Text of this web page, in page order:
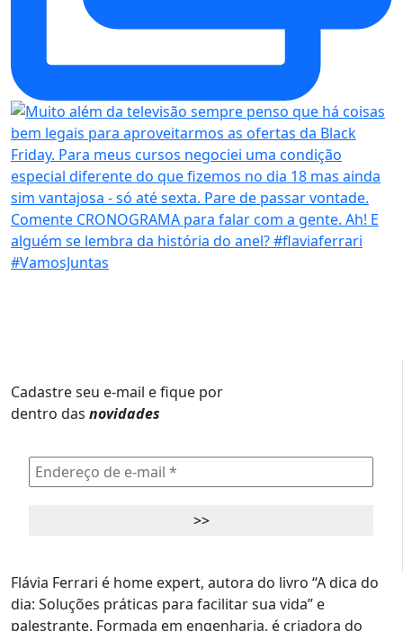
Cadastre seu e-mail e fique por
dentro das novidades
Flávia Ferrari é home expert, autora do livro “A dica do
dia: Soluções práticas para facilitar sua vida” e
palestrante. Formada em engenharia, é criadora do